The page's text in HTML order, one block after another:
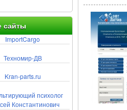
сайты
ImportCargo
Техномир-ДВ
Kran-parts.ru
психолог
Константинович